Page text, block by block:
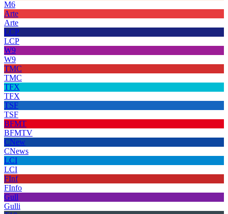
M6
Arte
Arte
LCP
LCP
W9
W9
TMC
TMC
TFX
TFX
TSF
TSF
BFMT
BFMTV
CNew
CNews
LCI
LCI
FInf
FInfo
Gull
Gulli